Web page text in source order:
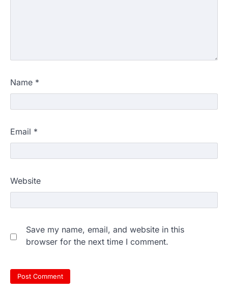
Name *
Email *
Website
Save my name, email, and website in this
browser for the next time I comment.